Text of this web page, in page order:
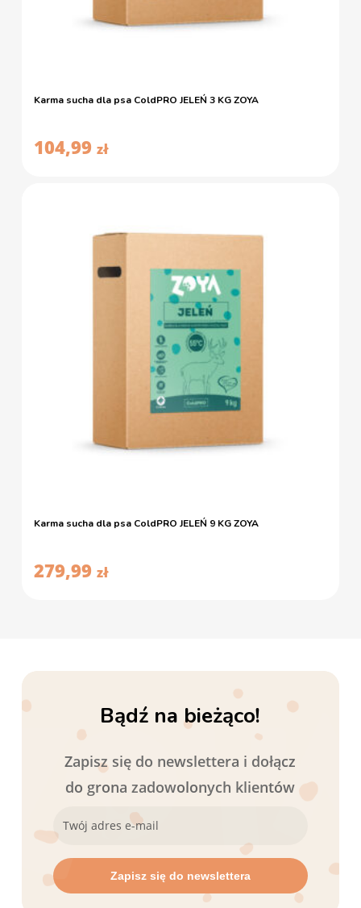
Karma sucha dla psa ColdPRO JELEŃ 3 KG ZOYA
104,99 zł
Karma sucha dla psa ColdPRO JELEŃ 9 KG ZOYA
279,99 zł
Bądź na bieżąco!
Zapisz się do newslettera i dołącz
do grona zadowolonych klientów